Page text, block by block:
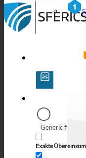
Generic filters
Exakte